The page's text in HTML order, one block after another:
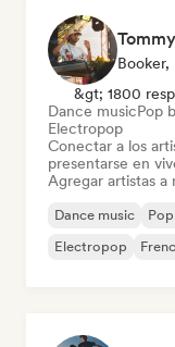
Booker,
&gt; 1800
Dance musicPop
Electropop
Conectar a los
presentarse en
Agregar artistas a
Dance music
Electropop